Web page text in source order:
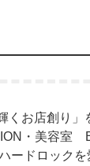
が輝くお店
・美容室
ドロックを